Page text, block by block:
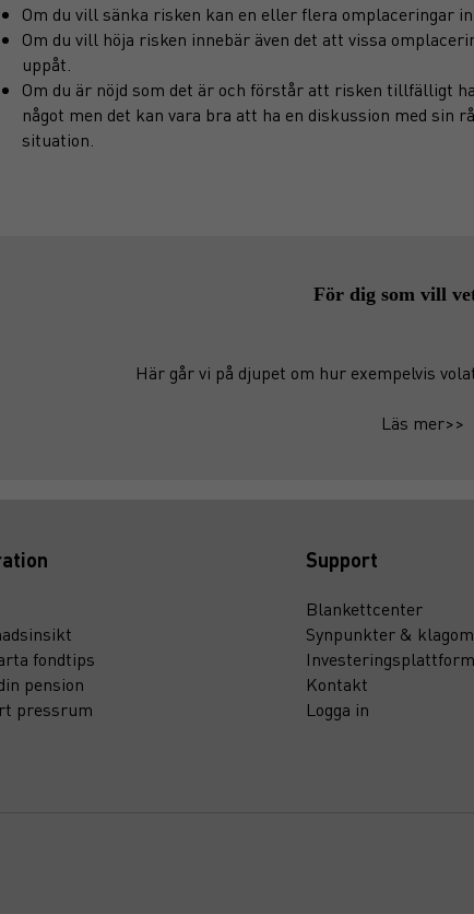
Om du vill sänka risken kan en eller flera omplaceringar
Om du vill höja risken innebär även det att vissa
uppåt.
Om du är nöjd som det är och förstår att risken tillfälligt
något men det kan vara bra att ha en diskussion med sin
situation.
För dig som vill
Här går vi på djupet om hur exempelvis
Läs mer>>
fondtips
pension
pressrum
Support
Blankettcenter
Synpunkter &
Kontakt
Logga in